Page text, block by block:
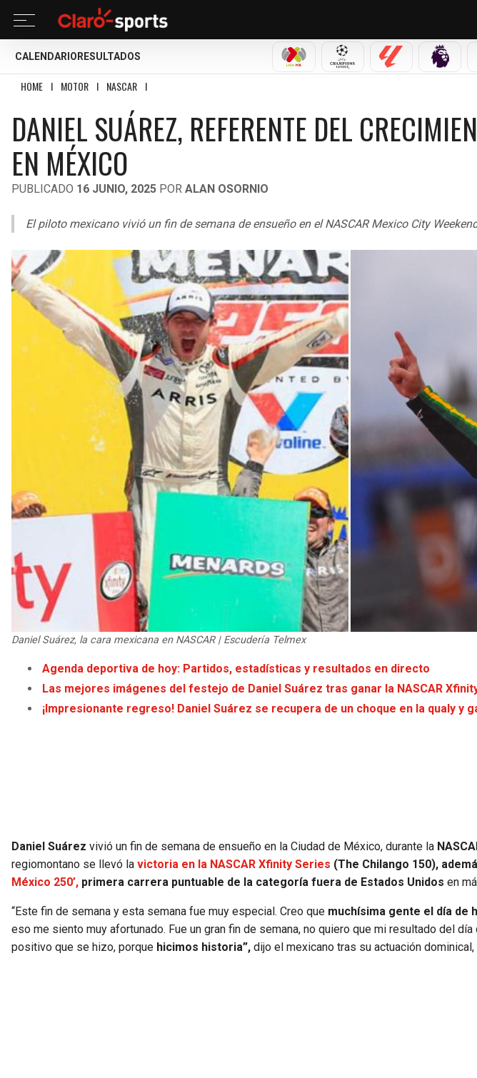
CALENDARIO RESULTADOS
LIGA MX CHAMPIONS LEAGUE
LALIGA
HOME I MOTOR I NASCAR I
DANIEL SUÁREZ, REFERENTE DEL
EN MÉXICO
PUBLICADO 16 JUNIO, 2025 POR ALAN OSORNIO
El piloto mexicano vivió un fin de semana de ensueño en el NASCAR Mexico City
Daniel Suárez, la cara mexicana en NASCAR | Escudería Telmex
Agenda deportiva de hoy: Partidos, estadísticas y resultados en directo
Las mejores imágenes del festejo de Daniel Suárez tras ganar la NASCAR
¡Impresionante regreso! Daniel Suárez se recupera de un choque en la qualy y
Daniel Suárez vivió un fin de semana de ensueño en la Ciudad de México, durante la
regiomontano se llevó la victoria en la NASCAR Xfinity Series (The Chilango 150),
México 250’, primera carrera puntuable de la categoría fuera de Estados Unidos en
“Este fin de semana y esta semana fue muy especial. Creo que muchísima gente el día de
eso me siento muy afortunado. Fue un gran fin de semana, no quiero que mi resultado del
positivo que se hizo, porque hicimos historia”, dijo el mexicano tras su actuación